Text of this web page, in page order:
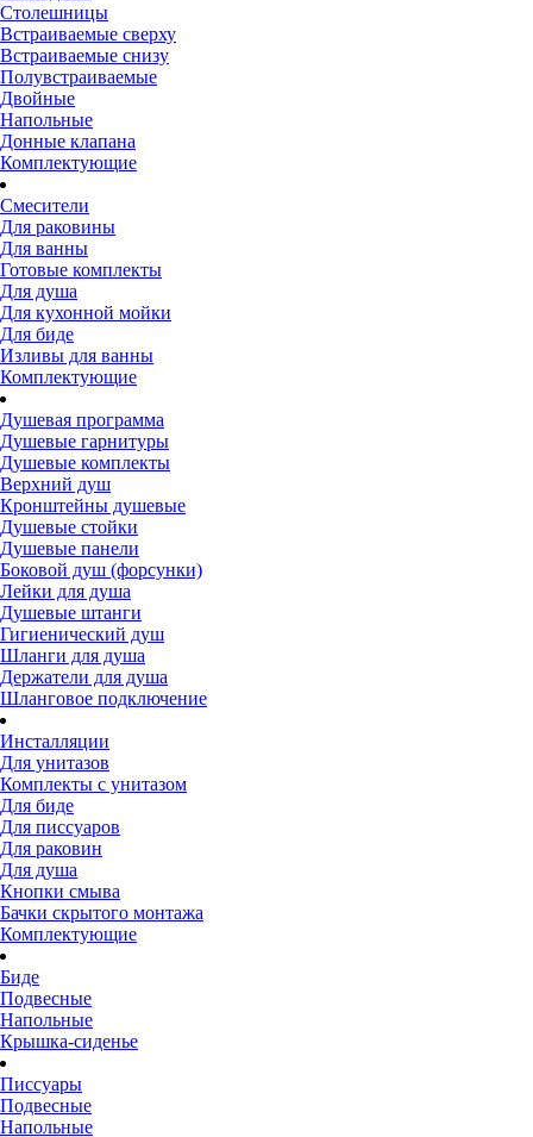
Столешницы
Встраиваемые сверху
Встраиваемые снизу
Полувстраиваемые
Двойные
Напольные
Донные клапана
Комплектующие
Смесители
Для раковины
Для ванны
Готовые комплекты
Для душа
Для кухонной мойки
Для биде
Изливы для ванны
Комплектующие
Душевая программа
Душевые гарнитуры
Душевые комплекты
Верхний душ
Кронштейны душевые
Душевые стойки
Душевые панели
Боковой душ (форсунки)
Лейки для душа
Душевые штанги
Гигиенический душ
Шланги для душа
Держатели для душа
Шланговое подключение
Инсталляции
Для унитазов
Комплекты с унитазом
Для биде
Для писсуаров
Для раковин
Для душа
Кнопки смыва
Бачки скрытого монтажа
Комплектующие
Биде
Подвесные
Напольные
Крышка-сиденье
Писсуары
Подвесные
Напольные